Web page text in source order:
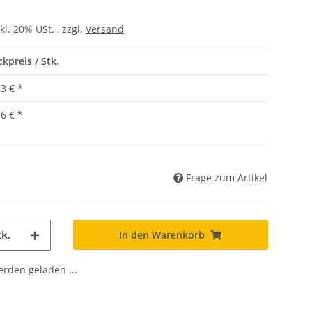
20% USt. , zzgl. Versand
/ Stk.
€ *
€ *
Frage zum Artikel
In den Warenkorb
geladen ...